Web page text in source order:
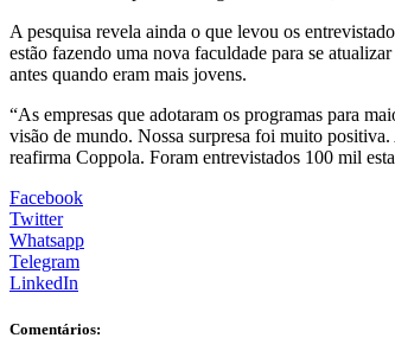
A pesquisa revela ainda o que levou os
estão fazendo uma nova faculdade para se
antes quando eram mais jovens.
“As empresas que adotaram os programas para
visão de mundo. Nossa surpresa foi muito
reafirma Coppola. Foram entrevistados 100 mil
Facebook
Twitter
Whatsapp
Telegram
LinkedIn
Comentários: